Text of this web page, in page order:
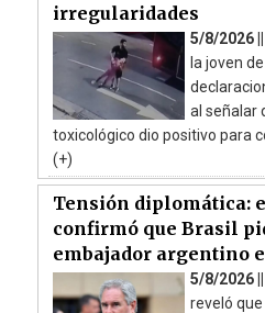
irregularidades
5/8/2026 ||
la joven
al señalar
toxicológico dio positivo para
(+)
Tensión diplomática:
confirmó que Brasil
embajador argentino
5/8/2026 ||
reveló